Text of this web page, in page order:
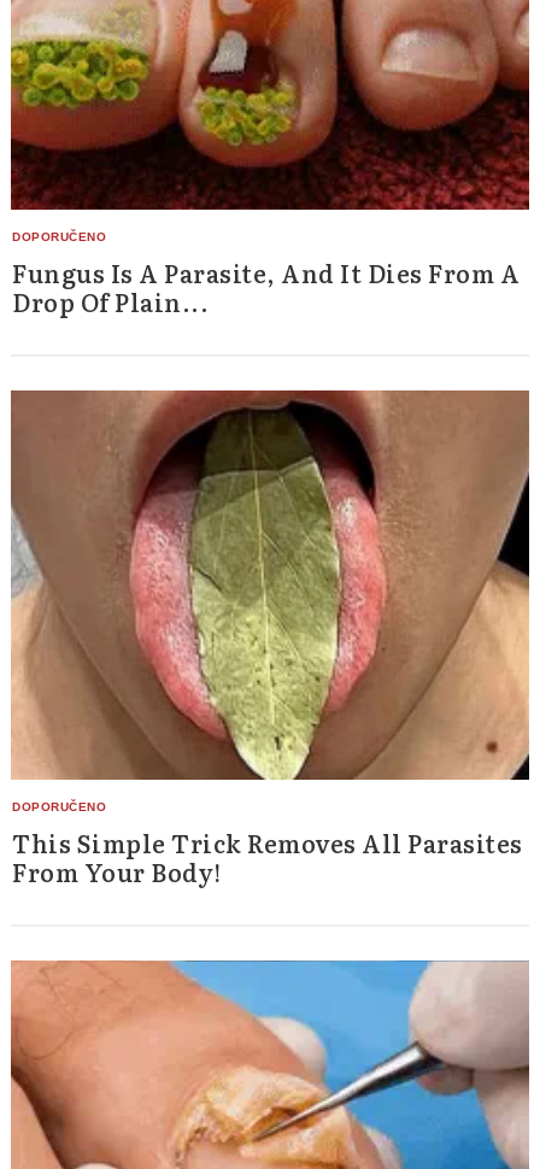
Fungus Is A Parasite, And It Dies From A
Drop Of Plain...
This Simple Trick Removes All Parasites
From Your Body!